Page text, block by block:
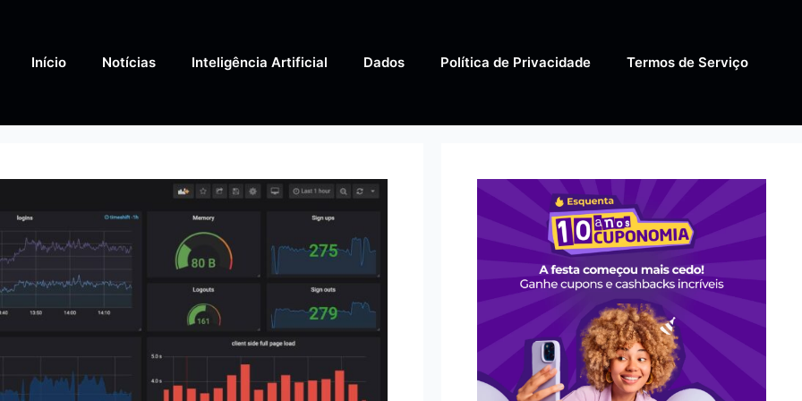
Início Notícias Inteligência Artificial Dados Política de Privacidade Termos de Serviço